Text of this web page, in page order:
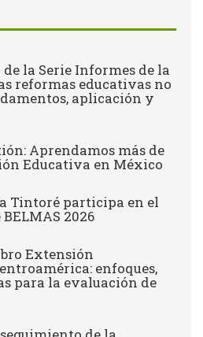
la Serie Informes de la
reformas educativas no
aplicación y
Aprendamos más de
Educativa en México
Tintoré participa en el
2026
Extensión
enfoques,
para la evaluación de